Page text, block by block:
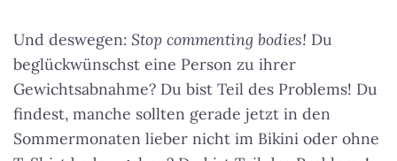
Und deswegen: Stop commenting bodies! Du
beglückwünschst eine Person zu ihrer
Gewichtsabnahme? Du bist Teil des Problems! Du
findest, manche sollten gerade jetzt in den
Sommermonaten lieber nicht im Bikini oder ohne